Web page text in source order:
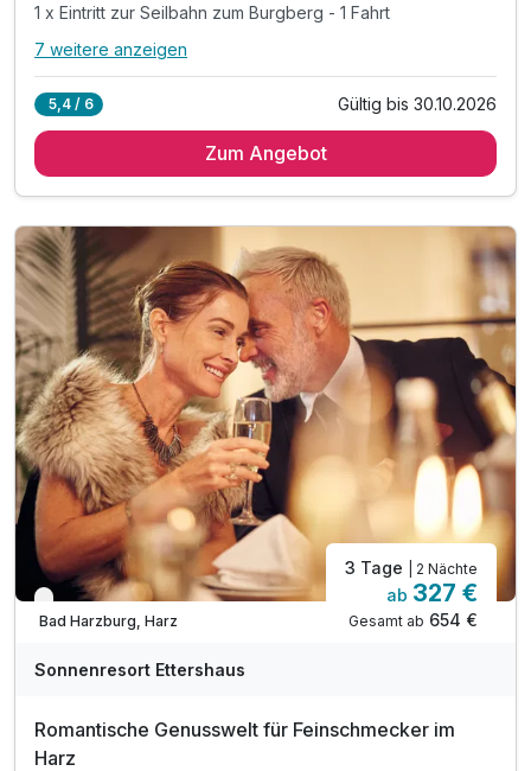
1 x Eintritt zur Seilbahn zum Burgberg - 1 Fahrt
Alle Inklusivleistungen
1 x leckeres Frühstück vom Buffet
1 x Rücken-Nacken Massage für ca. 30 Minuten
inkl. Nutzung des 1000m² großen Wellnessbereiches
Nutzung unserer Badelandschaft-Innen- & Außenpool
inkl. Saunalandschaft mit drei Saunen
inkl. Bademantel & Saunatuch für ihren Aufenthalt
inkl. Ruheraum mit Panorama-Fenster
inkl. Sonnenterrasse mit Blick auf die Burgberg
7 weitere anzeigen
5,4 / 6 Gültig bis 30.10.2026
Zum Angebot
Nur noch bis Oktober
Bad Harzburg, Harz
3 Tage | 2 Nächte
ab 327 €
Gesamt ab 654 €
Sonnenresort Ettershaus
Romantische Genusswelt für Feinschmecker im
Harz